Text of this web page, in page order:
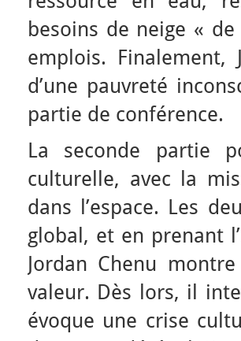
besoins de neige «
emplois. Finalement,
d’une pauvreté
partie de conférence.
La seconde partie
culturelle, avec la
dans l’espace. Les
global, et en prenant
Jordan Chenu
valeur. Dès lors, il
évoque une crise